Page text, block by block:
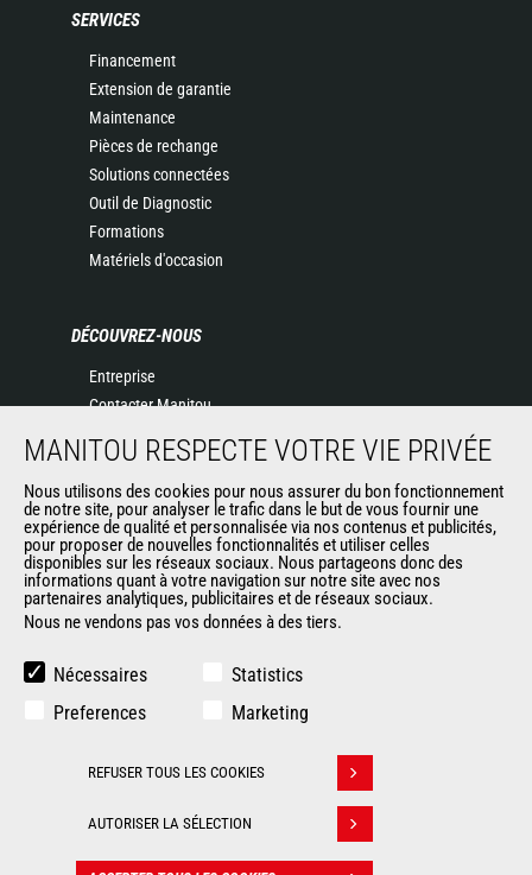
SERVICES
Financement
Extension de garantie
Maintenance
Pièces de rechange
Solutions connectées
Outil de Diagnostic
Formations
Matériels d'occasion
DÉCOUVREZ-NOUS
Entreprise
Contacter Manitou
Politique de protection des données
Evénements
Actualités
Historique
AUTRES SITES DU GROUPE
Manitou Group
Used Manitou Machines
Gehl
© 2026 Informations Politique de protection
MANITOU RESPECTE VOTRE VIE PRIVÉE
Nous utilisons des cookies pour nous assurer du bon fonctionnement
de notre site, pour analyser le trafic dans le but de vous fournir une
expérience de qualité et personnalisée via nos contenus et publicités,
pour proposer de nouvelles fonctionnalités et utiliser celles
disponibles sur les réseaux sociaux. Nous partageons donc des
informations quant à votre navigation sur notre site avec nos
partenaires analytiques, publicitaires et de réseaux sociaux.
Nous ne vendons pas vos données à des tiers.
Nécessaires
Statistics
Preferences
Marketing
REFUSER TOUS LES COOKIES
AUTORISER LA SÉLECTION